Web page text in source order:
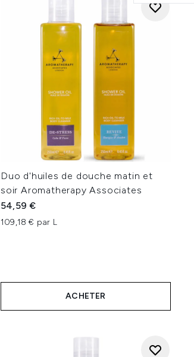
Duo d'huiles de douche matin et
soir Aromatherapy Associates
54,59 €
109,18 € par L
ACHETER